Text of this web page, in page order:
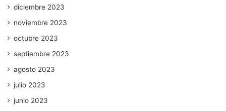
diciembre 2023
noviembre 2023
octubre 2023
septiembre 2023
agosto 2023
julio 2023
junio 2023